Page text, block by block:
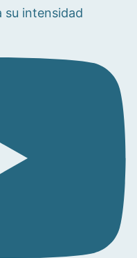
su intensidad